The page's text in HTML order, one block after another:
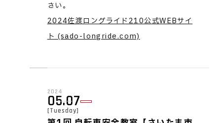
さい。
2024佐渡ロングライド210公式WEBサイ
ト (sado-longride.com)
2024
05.07
[Tuesday]